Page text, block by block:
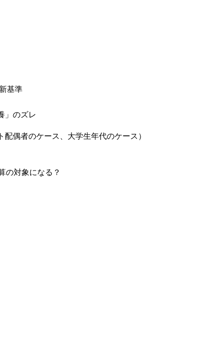
基準
」のズレ
偶者のケース、大学生年代のケース）
の対象になる？